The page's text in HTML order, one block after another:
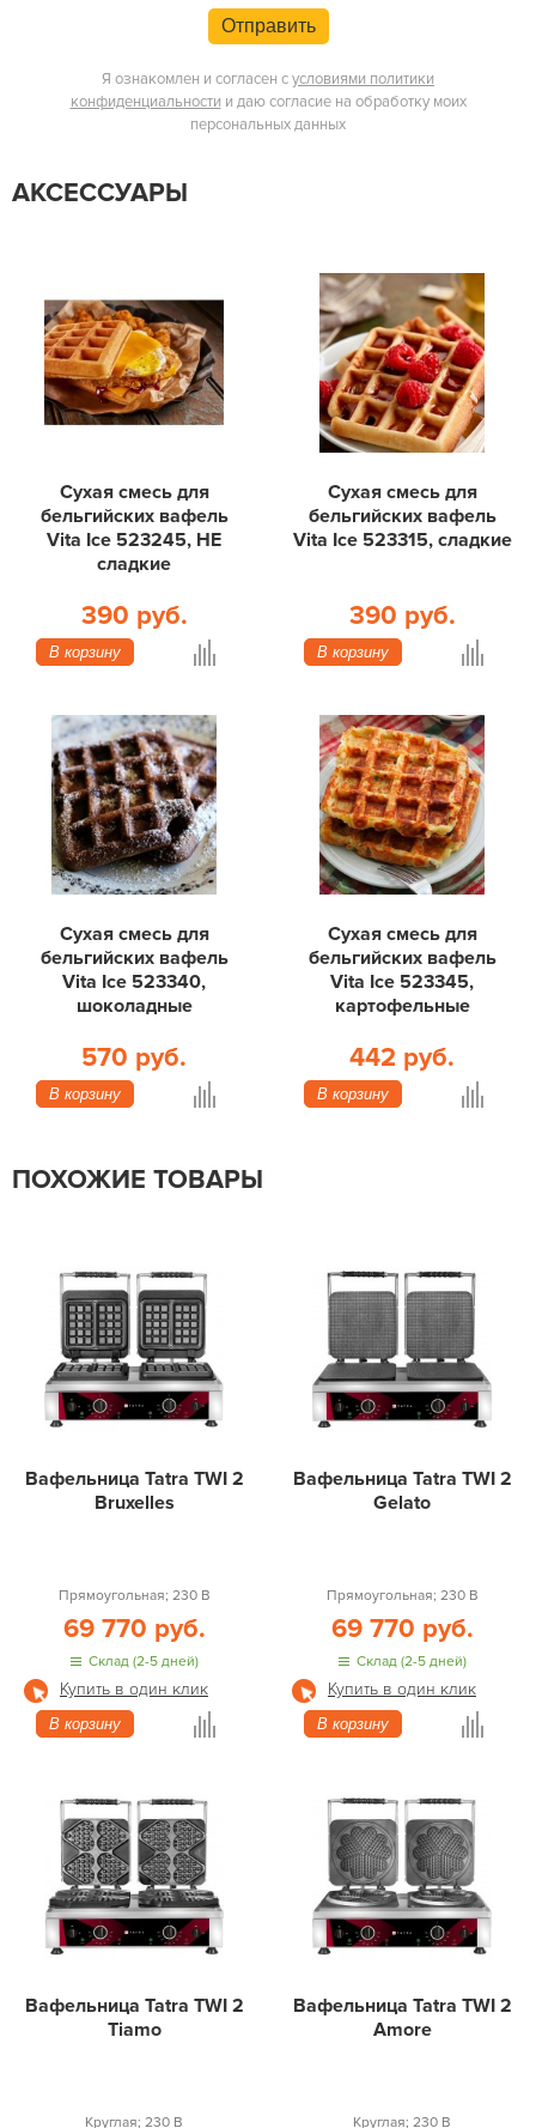
Отправить
Я ознакомлен и согласен сусловиями политики
конфиденциальности и даю согласие на обработку моих
персональных данных
АКСЕССУАРЫ
Сухая смесь для
бельгийских вафель
Vita Ice 523245, НЕ
сладкие
390 руб.
В корзину
Сухая смесь для
бельгийских вафель
Vita Ice 523315, сладкие
390 руб.
В корзину
Сухая смесь для
бельгийских вафель
Vita Ice 523340,
шоколадные
570 руб.
В корзину
Сухая смесь для
бельгийских вафель
Vita Ice 523345,
картофельные
442 руб.
В корзину
ПОХОЖИЕ ТОВАРЫ
Вафельница Tatra TWI 2
Bruxelles
Прямоугольная; 230 В
69 770 руб.
Склад (2-5 дней)
Купить в один клик
В корзину
Вафельница Tatra TWI 2
Gelato
Прямоугольная; 230 В
69 770 руб.
Склад (2-5 дней)
Купить в один клик
В корзину
Вафельница Tatra TWI 2
Tiamo
Круглая; 230 В
Вафельница Tatra TWI 2
Amore
Круглая; 230 В